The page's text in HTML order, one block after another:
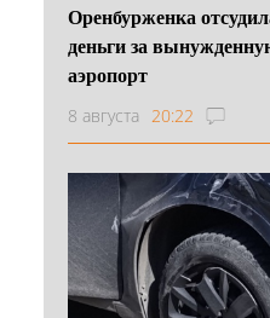
Оренбурженка
деньги за
аэропорт
8 августа 20:22